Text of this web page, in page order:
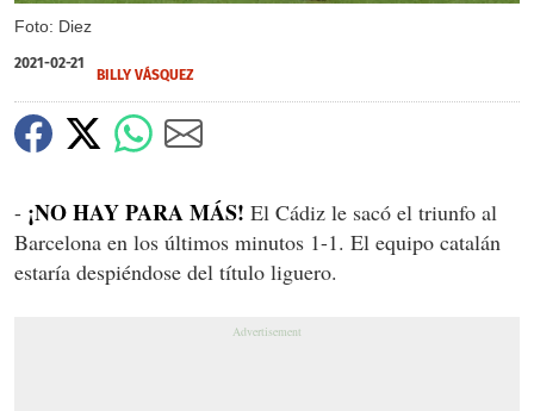
Foto: Diez
2021-02-21
BILLY VÁSQUEZ
- ¡NO HAY PARA MÁS! El Cádiz le sacó el triunfo al
Barcelona en los últimos minutos 1-1. El equipo catalán
estaría despiéndose del título liguero.